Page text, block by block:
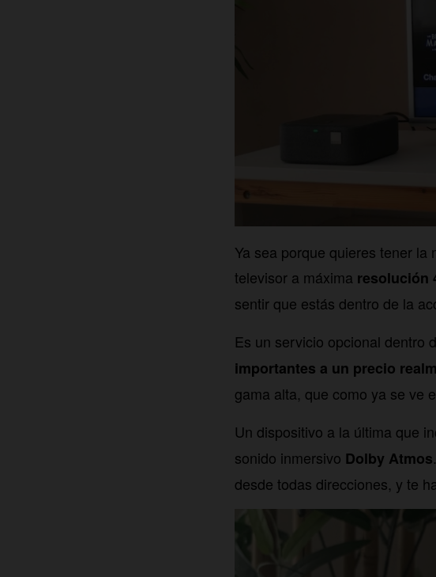
Ya sea porque quieres tener
televisor a máxima resolución
sentir que estás dentro de la
Es un servicio opcional dentro
importantes a un precio
gama alta, que como ya se ve
Un dispositivo a la última que
sonido inmersivo Dolby Atmos
desde todas direcciones, y te